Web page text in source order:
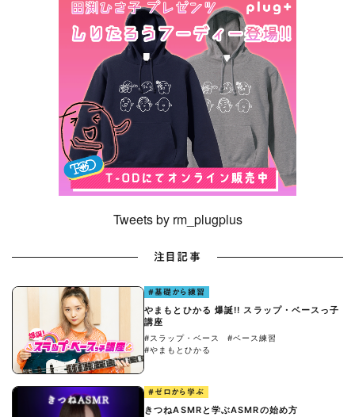
Tweets by rm_plugplus
注目記事
#基礎から練習
やまもとひかる 爆誕!! スラップ・ベースっ子
講座
#スラップ・ベース
#ベース練習
#やまもとひかる
#ゼロから学ぶ
きつねASMRと学ぶASMRの始め方